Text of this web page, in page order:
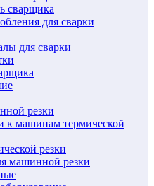
сварщика
для сварки
для сварки
резки
к машинам термической
резки
машинной резки